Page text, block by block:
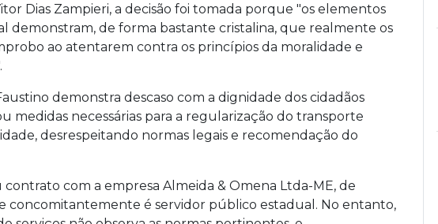
Dias Zampieri, a decisão foi tomada porque "os elementos
demonstram, de forma bastante cristalina, que realmente os
ao atentarem contra os princípios da moralidade e
demonstra descaso com a dignidade dos cidadãos
medidas necessárias para a regularização do transporte
desrespeitando normas legais e recomendação do
com a empresa Almeida & Omena Ltda-ME, de
concomitantemente é servidor público estadual. No entanto,